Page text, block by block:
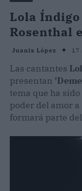
Lola
Rosenthal
Juanix López 17
Las cantantes
presentan
tema que ha
poder del amor
formará parte